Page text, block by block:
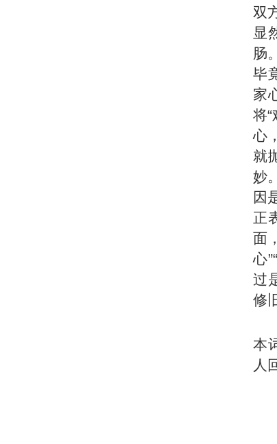
双
显
肠
毕
家
将
心
就
妙
因
正
面
心
过
修
本
人